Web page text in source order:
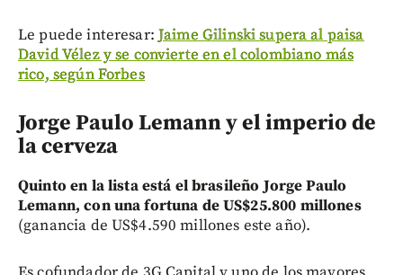
Le puede interesar: Jaime Gilinski supera al paisa
David Vélez y se convierte en el colombiano más
rico, según Forbes
Jorge Paulo Lemann y el imperio de
la cerveza
Quinto en la lista está el brasileño Jorge Paulo
Lemann, con una fortuna de US$25.800 millones
(ganancia de US$4.590 millones este año).